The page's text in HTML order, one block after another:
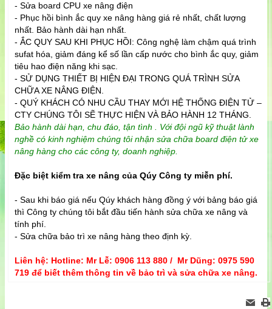
- Sửa board CPU xe nâng điện
- Phục hồi bình ắc quy xe nâng hàng giá rẻ nhất, chất lượng
nhất. Bảo hành dài hạn nhất.
- ẮC QUY SAU KHI PHỤC HỒI: Công nghệ làm chậm quá trình
sufat hóa, giảm đáng kể số lần cấp nước cho bình ắc quy, giảm
tiêu hao điện năng khi sạc.
- SỬ DỤNG THIẾT BỊ HIỆN ĐẠI TRONG QUÁ TRÌNH SỬA
CHỮA XE NÂNG ĐIỆN.
- QUÝ KHÁCH CÓ NHU CẦU THAY MỚI HỆ THỐNG ĐIỆN TỬ –
CTY CHÚNG TÔI SẼ THỰC HIỆN VÀ BẢO HÀNH 12 THÁNG.
Bảo hành dài hạn, chu đáo, tận tình . Với đội ngũ kỹ thuật lành
nghề có kinh nghiệm chúng tôi nhận sửa chữa board điện tử xe
nâng hàng cho các công ty, doanh nghiệp.
Đặc biệt kiểm tra xe nâng của Qúy Công ty miễn phí.
- Sau khi báo giá nếu Qúy khách hàng đồng ý với bảng báo giá
thì Công ty chúng tôi bắt đầu tiến hành sửa chữa xe nâng và
tính phí.
- Sửa chữa bảo trì xe nâng hàng theo định kỳ.
Liên hệ: Hotline: Mr Lễ: 0906 113 880 / Mr Dũng: 0975 590
719 để biết thêm thông tin về bảo trì và sửa chữa xe nâng.